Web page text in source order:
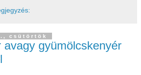
csütörtök
avagy gyümölcskenyér